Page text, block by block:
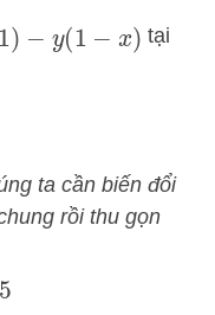
y(1− x) tại
ta cần biến đổi
rồi thu gọn